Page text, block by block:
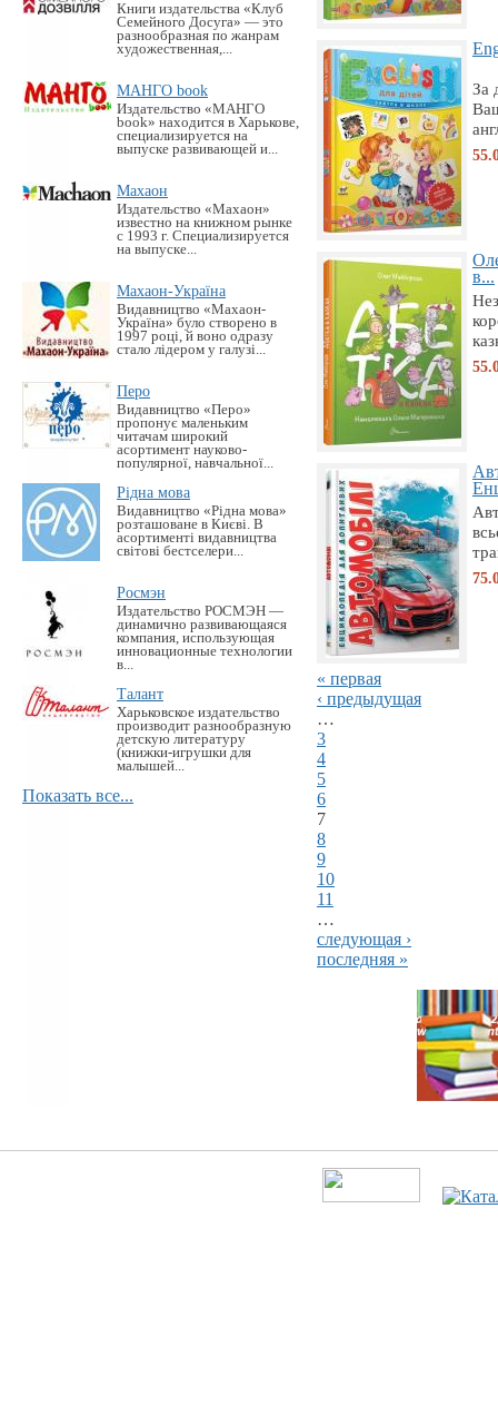
Книги издательства «Клуб
Семейного Досуга» — это
разнообразная по жанрам
художественная,...
МАНГО book
Издательство «MАНГО
book» находится в Харькове,
специализируется на
выпуске развивающей и...
Махаон
Издательство «Махаон»
известно на книжном рынке
с 1993 г. Специализируется
на выпуске...
Махаон-Україна
Видавництво «Махаон-
Україна» було створено в
1997 році, й воно одразу
стало лідером у галузі...
Перо
Видавництво «Перо»
пропонує маленьким
читачам широкий
асортимент науково-
популярної, навчальної...
Рідна мова
Видавництво «Рідна мова»
розташоване в Києві. В
асортименті видавництва
світові бестселери...
Росмэн
Издательство РОСМЭН —
динамично развивающаяся
компания, использующая
инновационные технологии
в...
Талант
Харьковское издательство
производит разнообразную
детскую литературу
(книжки-игрушки для
малышей...
Показать все...
За
в...
« первая
‹ предыдущая
…
3
4
5
6
7
8
9
10
11
…
следующая ›
последняя »